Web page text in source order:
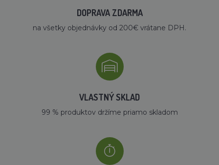
DOPRAVA ZDARMA
na všetky objednávky od 200€ vrátane DPH.
VLASTNÝ SKLAD
99 % produktov držíme priamo skladom